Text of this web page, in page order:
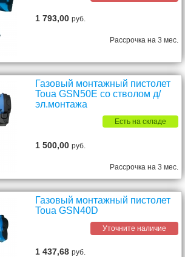
1 793,00руб.
Рассрочка на 3 мес.
Газовый монтажный пистолет
Toua GSN50E со стволом д/
эл.монтажа
Есть на складе
1 500,00руб.
Рассрочка на 3 мес.
Газовый монтажный пистолет
Toua GSN40D
Уточните наличие
1 437,68руб.